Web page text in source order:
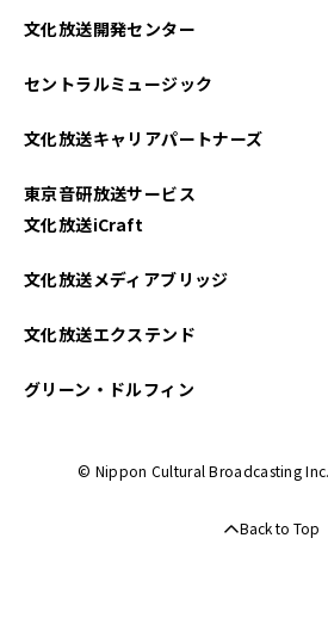
文化放送開発センター
セントラルミュージック
文化放送キャリアパートナーズ
東京音研放送サービス
文化放送iCraft
文化放送メディアブリッジ
文化放送エクステンド
グリーン・ドルフィン
© Nippon Cultural Broadcasting
Back to Top